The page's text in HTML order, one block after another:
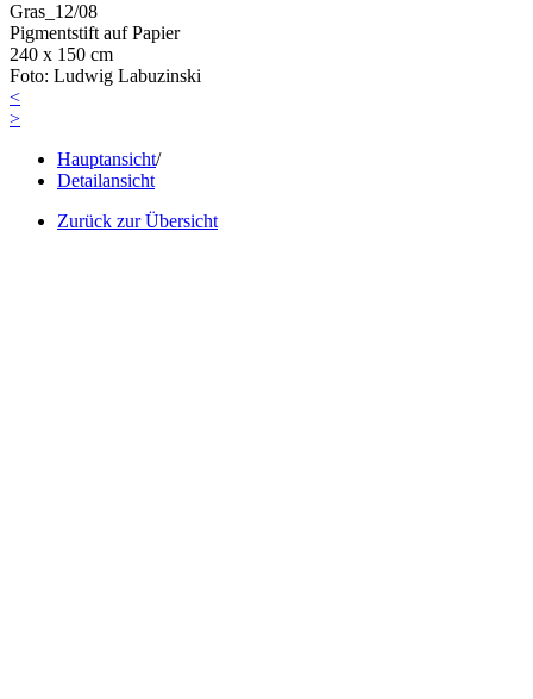
Gras_12/08
Pigmentstift auf Papier
240 x 150 cm
Foto: Ludwig Labuzinski
<
>
Hauptansicht/
Detailansicht
Zurück zur Übersicht